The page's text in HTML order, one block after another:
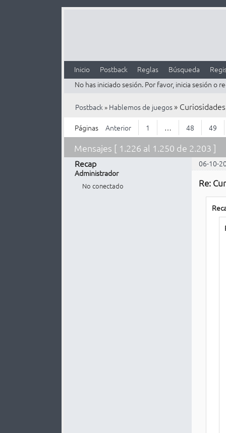
Inicio Postback Reglas Búsqueda
No has iniciado sesión. Por favor, inicia sesión o
Postback» Hablemos de juegos »
Páginas Anterior 1 … 48 49
Mensajes [ 1.226 al 1.250 de 2.203 ]
Recap
06-10-
Administrador
No conectado Re: